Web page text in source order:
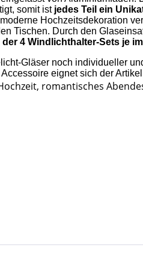
somit ist jedes Teil ein
Hochzeitsdekoration
Tischen. Durch den
4 Windlichthalter-Sets je
Gläser noch individueller
eignet sich der
romantisches